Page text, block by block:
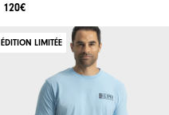
120€
ÉDITION LIMITÉE